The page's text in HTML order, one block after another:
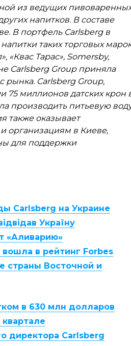
из ведущих
напитков. В составе
В портфель Carlsberg в
таких торговых
«Квас Тарас», Somersby,
Carlsberg Group приняла
Carlsberg Group,
75 миллионов датских крон
производить питьевую
также оказывает
организациям в Киеве,
для поддержки
Carlsberg на Украине
Україну
«Аливарию»
в рейтинг Forbes
страны Восточной и
в 630 млн долларов
директора Carlsberg